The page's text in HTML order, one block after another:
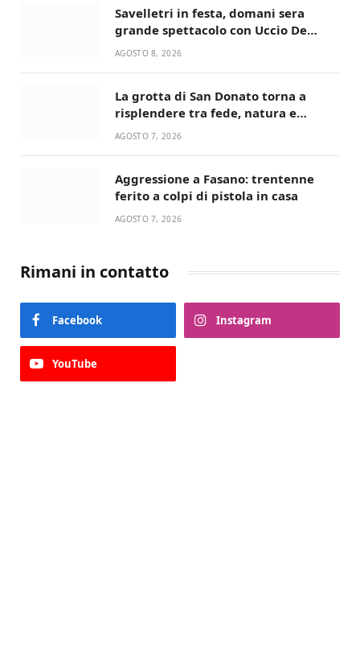
Savelletri in festa, domani sera
grande spettacolo con Uccio De
Santis
AGOSTO 8, 2026
La grotta di San Donato torna a
risplendere tra fede, natura e
devozione
AGOSTO 7, 2026
Aggressione a Fasano: trentenne
ferito a colpi di pistola in casa
AGOSTO 7, 2026
Rimani in contatto
Facebook Instagram
YouTube